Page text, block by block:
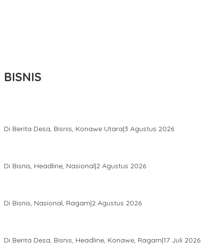
BISNIS
Di Berita Desa, Bisnis, Konawe Utara|3 Agustus 2026
Di Bisnis, Headline, Nasional|2 Agustus 2026
Di Bisnis, Nasional, Ragam|2 Agustus 2026
Di Berita Desa, Bisnis, Headline, Konawe, Ragam|17 Juli 2026